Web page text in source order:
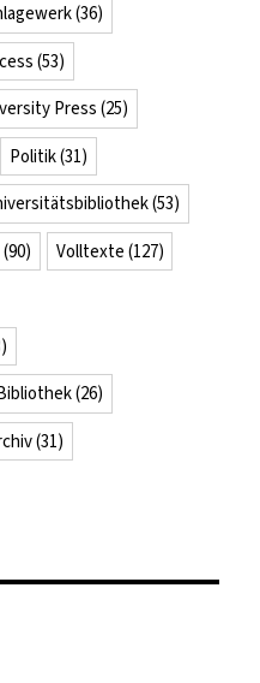
(36)
(53)
Press(25)
Politik(31)
(53)
(90) Volltexte (127)
(26)
(31)